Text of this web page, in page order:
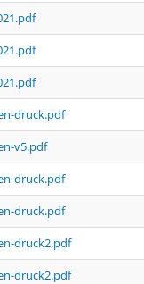
druck.pdf
v5.pdf
druck.pdf
druck.pdf
druck2.pdf
druck2.pdf